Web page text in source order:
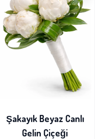
Şakayık Beyaz Canlı
Gelin Çiçeği